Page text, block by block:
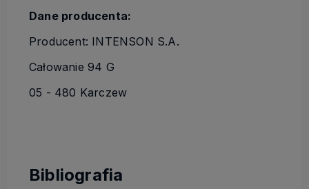
Dane producenta:
Producent: INTENSON S.A.
Całowanie 94 G
05 - 480 Karczew
Bibliografia